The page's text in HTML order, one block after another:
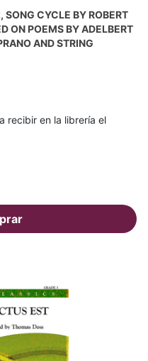
SONG CYCLE BY ROBERT
ON POEMS BY ADELBERT
AND STRING
recibir en la librería el